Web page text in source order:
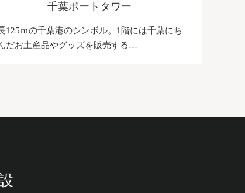
千葉ポートタワー
125ｍの千葉港のシンボル。1階には千葉にち
だお土産品やグッズを販売する…